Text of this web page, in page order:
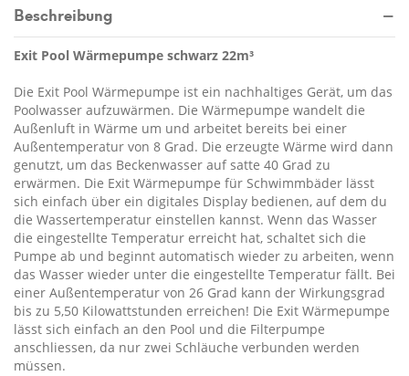
Beschreibung
Exit Pool Wärmepumpe schwarz 22m³
Die Exit Pool Wärmepumpe ist ein nachhaltiges Gerät, um das
Poolwasser aufzuwärmen. Die Wärmepumpe wandelt die
Außenluft in Wärme um und arbeitet bereits bei einer
Außentemperatur von 8 Grad. Die erzeugte Wärme wird dann
genutzt, um das Beckenwasser auf satte 40 Grad zu
erwärmen. Die Exit Wärmepumpe für Schwimmbäder lässt
sich einfach über ein digitales Display bedienen, auf dem du
die Wassertemperatur einstellen kannst. Wenn das Wasser
die eingestellte Temperatur erreicht hat, schaltet sich die
Pumpe ab und beginnt automatisch wieder zu arbeiten, wenn
das Wasser wieder unter die eingestellte Temperatur fällt. Bei
einer Außentemperatur von 26 Grad kann der Wirkungsgrad
bis zu 5,50 Kilowattstunden erreichen! Die Exit Wärmepumpe
lässt sich einfach an den Pool und die Filterpumpe
anschliessen, da nur zwei Schläuche verbunden werden
müssen.